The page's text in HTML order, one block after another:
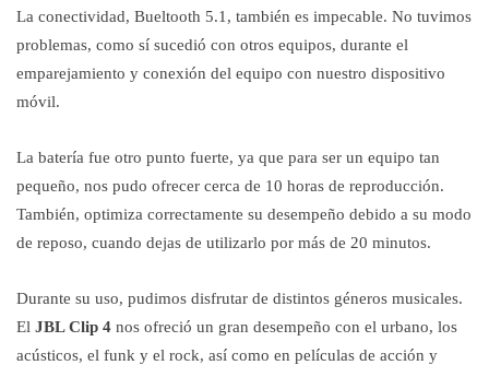
La conectividad, Bueltooth 5.1, también es impecable. No tuvimos
problemas, como sí sucedió con otros equipos, durante el
emparejamiento y conexión del equipo con nuestro dispositivo
móvil.
La batería fue otro punto fuerte, ya que para ser un equipo tan
pequeño, nos pudo ofrecer cerca de 10 horas de reproducción.
También, optimiza correctamente su desempeño debido a su modo
de reposo, cuando dejas de utilizarlo por más de 20 minutos.
Durante su uso, pudimos disfrutar de distintos géneros musicales.
El JBL Clip 4 nos ofreció un gran desempeño con el urbano, los
acústicos, el funk y el rock, así como en películas de acción y